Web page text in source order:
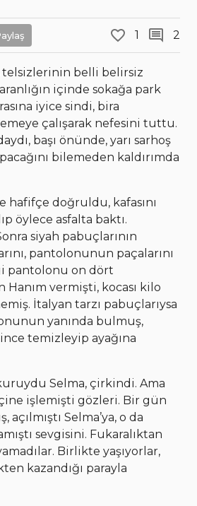
1 2
telsizlerinin belli belirsiz
içinde sokağa park
iyice sindi, bira
çalışarak nefesini tuttu.
başı önünde, yarı sarhoş
bilemeden kaldırımda
hafifçe doğruldu, kafasını
öylece asfalta baktı.
siyah pabuçlarının
pantolonunun paçalarını
pantolonu on dört
Hanım vermişti, kocası kilo
İtalyan tarzı pabuçlarıysa
yanında bulmuş,
temizleyip ayağına
Selma, çirkindi. Ama
işlemişti gözleri. Bir gün
açılmıştı Selma’ya, o da
sevgisini. Fukaralıktan
Birlikte yaşıyorlar,
kazandığı parayla